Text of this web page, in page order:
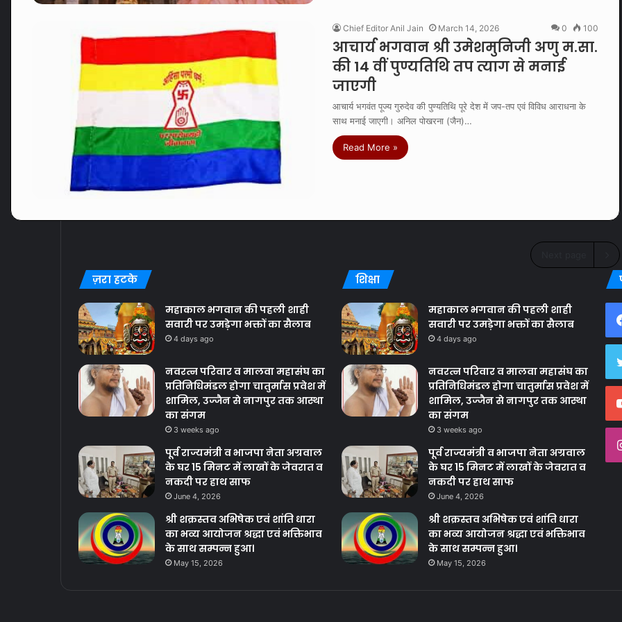
Chief Editor Anil Jain March 14, 2026 0 100
आचार्य भगवान श्री उमेशमुनिजी अणु म.सा.
की 14 वीं पुण्यतिथि तप त्याग से मनाई
जाएगी
आचार्य भगवंत पूज्य गुरुदेव की पुण्यतिथि पूरे देश में जप-तप एवं विविध आराधना के
साथ मनाई जाएगी। अनिल पोखरना (जैन)…
Read More »
ज़रा हटके
महाकाल भगवान की पहली शाही
सवारी पर उमड़ेगा भक्तों का सैलाब
4 days ago
नवरत्न परिवार व मालवा महासंघ का
प्रतिनिधिमंडल होगा चातुर्मास प्रवेश में
शामिल, उज्जैन से नागपुर तक आस्था
का संगम
3 weeks ago
पूर्व राज्यमंत्री व भाजपा नेता अग्रवाल
के घर 15 मिनट में लाखों के जेवरात व
नकदी पर हाथ साफ
June 4, 2026
श्री शक्रस्तव अभिषेक एवं शांति धारा
का भव्य आयोजन श्रद्धा एवं भक्तिभाव
के साथ सम्पन्न हुआ।
May 15, 2026
शिक्षा
महाकाल भगवान की पहली शाही
सवारी पर उमड़ेगा भक्तों का सैलाब
4 days ago
नवरत्न परिवार व मालवा महासंघ का
प्रतिनिधिमंडल होगा चातुर्मास प्रवेश में
शामिल, उज्जैन से नागपुर तक आस्था
का संगम
3 weeks ago
पूर्व राज्यमंत्री व भाजपा नेता अग्रवाल
के घर 15 मिनट में लाखों के जेवरात व
नकदी पर हाथ साफ
June 4, 2026
श्री शक्रस्तव अभिषेक एवं शांति धारा
का भव्य आयोजन श्रद्धा एवं भक्तिभाव
के साथ सम्पन्न हुआ।
May 15, 2026